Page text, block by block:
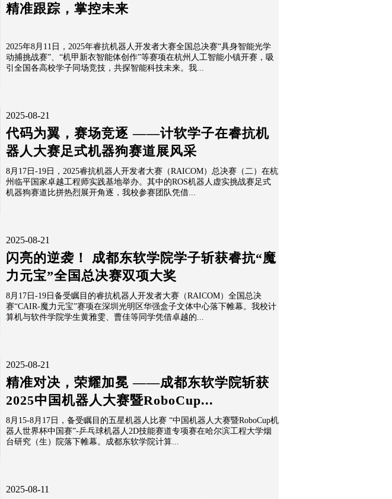
精准跟踪，掌控未来
2025年8月11日，2025年睿抗机器人开发者大赛全国总决赛“具身智能光学
动捕挑战赛”、“机甲新衣智能体创作”等赛项在杭州人工智能小镇开赛，吸
引全国各高校学子同场竞技，共探智能科技未来。我...
2025-08-21
代码为翼，赛场竞逐 ——计软学子在睿抗机
器人大赛足式机器狗赛道展风采
8月17日-19日，2025睿抗机器人开发者大赛（RAICOM）总决赛（二）在杭
州临平国家卓越工程师实践基地举办。其中的ROS机器人虚实挑战赛足式
机器狗赛道比拼热烈展开角逐，我校参赛团队凭借...
2025-08-21
闪亮的逆袭！ 成都东软学院学子斩获睿抗“魔
力元宝”全国总决赛双项大奖
8月17日-19日备受瞩目的睿抗机器人开发者大赛（RAICOM）全国总决
赛“CAIR-魔力元宝”赛项在深圳光明区华强盒子文体中心落下帷幕。我校计
算机与软件学院学生黄雅雯、曹佳等同学凭借卓越的...
2025-08-21
精准对决，荣耀加冕 ——成都东软学院斩获
2025中国机器人大赛暨RoboCup...
8月15-8月17日，备受瞩目的五星机器人比赛 “中国机器人大赛暨RoboCup机
器人世界杯中国赛”-乒乓球机器人2D技能赛道专项赛在哈尔滨工程大学烟
台研究（生）院落下帷幕。成都东软学院计算...
2025-08-11